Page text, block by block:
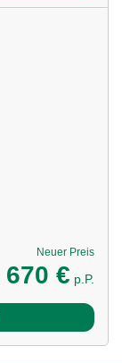
Neuer Preis
670 € p.P.